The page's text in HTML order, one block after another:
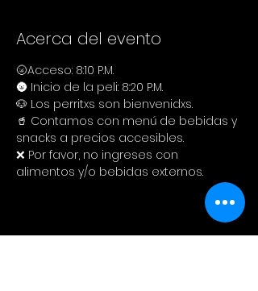
Acerca del evento
🌝Acceso: 8:10 P.M.
🌚 Inicio de la peli: 8:20 P.M.
🐶 Los perritxs son bienvenidxs.
🥤 Contamos con menú de bebidas y
snacks a precios accesibles.
❌ Por favor, no ingreses con
alimentos y/o bebidas externos.